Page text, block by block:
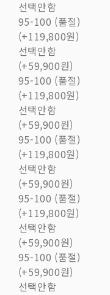
선택안함
95-100 (품절)
(+119,800원)
선택안함
(+59,900원)
95-100 (품절)
(+119,800원)
선택안함
(+59,900원)
95-100 (품절)
(+119,800원)
선택안함
(+59,900원)
95-100 (품절)
(+119,800원)
선택안함
(+59,900원)
95-100 (품절)
(+59,900원)
선택안함